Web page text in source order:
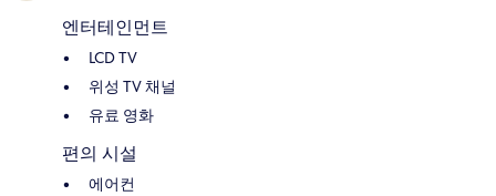
엔터테인먼트
LCD TV
위성 TV 채널
유료 영화
편의 시설
에어컨